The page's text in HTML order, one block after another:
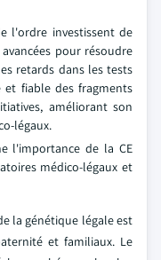
l'ordre investissent de
pour résoudre
retards dans les tests
et fiable des fragments
améliorant son
légaux.
l'importance de la CE
médico-légaux et
la génétique légale est
et familiaux. Le